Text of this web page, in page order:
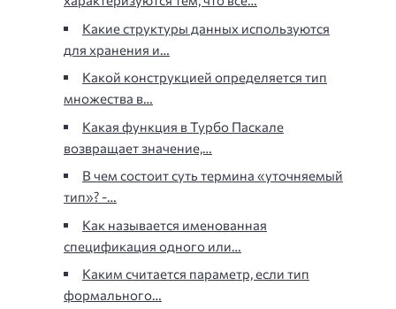
Какие структуры данных используются
для хранения и…
Какой конструкцией определяется тип
множества в…
Какая функция в Турбо Паскале
возвращает значение,…
В чем состоит суть термина «уточняемый
тип»? -…
Как называется именованная
спецификация одного или…
Каким считается параметр, если тип
формального…